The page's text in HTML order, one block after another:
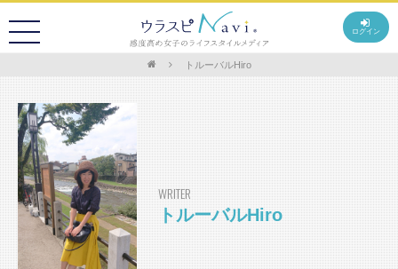
ログイン
トルーバルHiro
WRITER
トルーバルHiro